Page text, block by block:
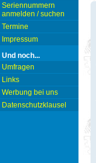
Seriennummern
anmelden / suchen
Termine
Impressum
Und noch...
Umfragen
Links
Werbung bei uns
Datenschutzklausel